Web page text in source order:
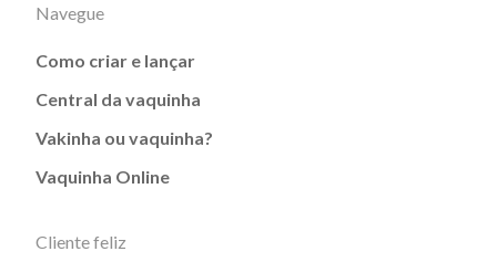
Navegue
Como criar e lançar
Central da vaquinha
Vakinha ou vaquinha?
Vaquinha Online
Cliente feliz